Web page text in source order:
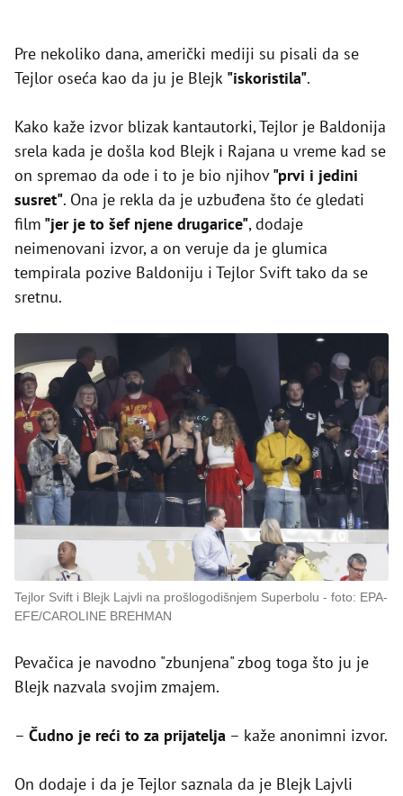
Pre nekoliko dana, američki mediji su pisali da se
Tejlor oseća kao da ju je Blejk "iskoristila".
Kako kaže izvor blizak kantautorki, Tejlor je Baldonija
srela kada je došla kod Blejk i Rajana u vreme kad se
on spremao da ode i to je bio njihov"prvi i jedini
susret". Ona je rekla da je uzbuđena što će gledati
film "jer je to šef njene drugarice", dodaje
neimenovani izvor, a on veruje da je glumica
tempirala pozive Baldoniju i Tejlor Svift tako da se
sretnu.
Tejlor Svift i Blejk Lajvli na prošlogodišnjem Superbolu
foto: EPA-
EFE/CAROLINE BREHMAN
Pevačica je navodno "zbunjena" zbog toga što ju je
Blejk nazvala svojim zmajem.
– Čudno je reći to za prijatelja – kaže anonimni izvor.
On dodaje i da je Tejlor saznala da je Blejk Lajvli